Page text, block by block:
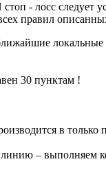
лосс следует
правил
30 пунктам !
в
– выполняем